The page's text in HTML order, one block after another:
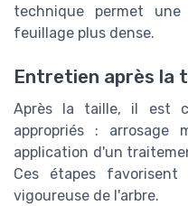
technique permet
feuillage plus dense.
Entretien après la
Après la taille, il est
appropriés : arrosage
application d'un
Ces étapes
vigoureuse de l'arbre.